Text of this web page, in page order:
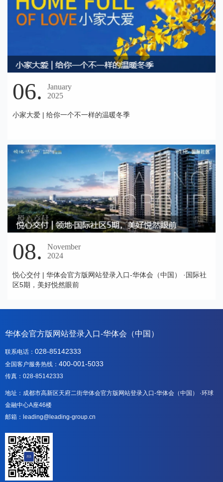
06.
January
2025
小家大爱 | 给你一个不一样的温暖冬季
08.
November
2024
悦心交付 | 华体会官方版网站登录入口-华体会（中国） ·国际社
区5期，美好悦然眼前
华体会官方版网站登录入口-华体会（中国）
联系电话： 028-85142333
全国客户服务热线： 400-001-5033
传真：028-85142333
地址：成都市高新区天府二街华体会官方版网站登录入口-华体会（中国） ·环球
金融中心A座46楼
邮箱：leading@leading-group.cn